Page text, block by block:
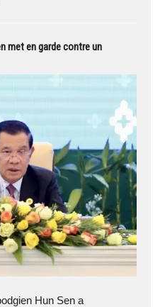
met en garde contre un
Hun Sen a